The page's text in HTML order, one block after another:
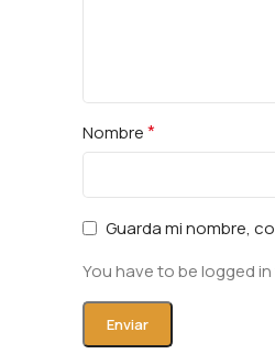
Nombre*
Guarda mi nombre,
You have to be logged